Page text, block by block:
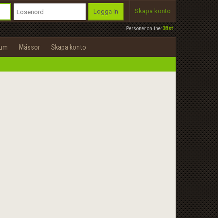
Personer online:38st
Logga in Skapa konto
Mässor Skapa konto